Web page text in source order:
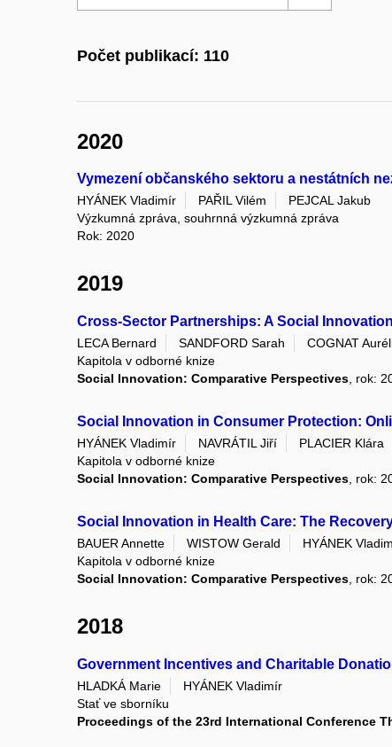
Počet publikací: 110
2020
Vymezení občanského sektoru a nestátních
HYÁNEK Vladimír PAŘIL Vilém
PEJCAL Jakub
Výzkumná zpráva, souhrnná výzkumná zpráva
Rok: 2020
2019
Cross-Sector Partnerships: A Social
LECA Bernard SANDFORD Sarah COGNAT
Kapitola v odborné knize
Social Innovation: Comparative Perspectives , rok:
Social Innovation in Consumer Protection:
HYÁNEK Vladimír NAVRÁTIL Jiří PLACIER Klára
Kapitola v odborné knize
Social Innovation: Comparative Perspectives , rok:
Social Innovation in Health Care: The
BAUER Annette WISTOW Gerald HYÁNEK
Kapitola v odborné knize
Social Innovation: Comparative Perspectives, rok:
2018
Government Incentives and Charitable
HLADKÁ Marie
HYÁNEK Vladimír
Stať ve sborníku
Proceedings of the 23rd International Conference